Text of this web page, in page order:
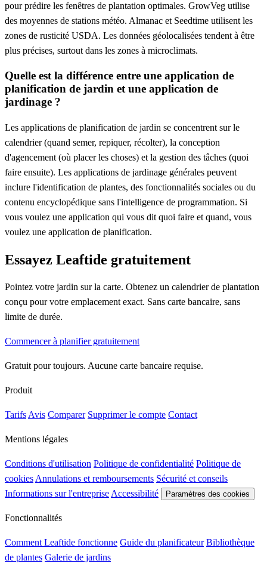
pour prédire les fenêtres de plantation optimales. GrowVeg utilise
des moyennes de stations météo. Almanac et Seedtime utilisent les
zones de rusticité USDA. Les données géolocalisées tendent à être
plus précises, surtout dans les zones à microclimats.
Quelle est la différence entre une application de
planification de jardin et une application de
jardinage ?
Les applications de planification de jardin se concentrent sur le
calendrier (quand semer, repiquer, récolter), la conception
d'agencement (où placer les choses) et la gestion des tâches (quoi
faire ensuite). Les applications de jardinage générales peuvent
inclure l'identification de plantes, des fonctionnalités sociales ou du
contenu encyclopédique sans l'intelligence de programmation. Si
vous voulez une application qui vous dit quoi faire et quand, vous
voulez une application de planification.
Essayez Leaftide gratuitement
Pointez votre jardin sur la carte. Obtenez un calendrier de plantation
conçu pour votre emplacement exact. Sans carte bancaire, sans
limite de durée.
Commencer à planifier gratuitement
Gratuit pour toujours. Aucune carte bancaire requise.
Produit
TarifsAvis Comparer Supprimer le compte Contact
Mentions légales
Conditions d'utilisation Politique de confidentialité Politique de
cookiesAnnulations et remboursements Sécurité et conseils
Informations sur l'entrepriseAccessibilité Paramètres des cookies
Fonctionnalités
Comment Leaftide fonctionne Guide du planificateur Bibliothèque
de plantes Galerie de jardins